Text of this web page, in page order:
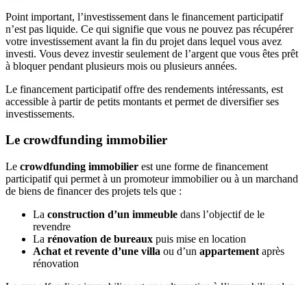
Point important, l’investissement dans le financement participatif
n’est pas liquide. Ce qui signifie que vous ne pouvez pas récupérer
votre investissement avant la fin du projet dans lequel vous avez
investi. Vous devez investir seulement de l’argent que vous êtes prêt
à bloquer pendant plusieurs mois ou plusieurs années.
Le financement participatif offre des rendements intéressants, est
accessible à partir de petits montants et permet de diversifier ses
investissements.
Le crowdfunding immobilier
Le crowdfunding immobilier est une forme de financement
participatif qui permet à un promoteur immobilier ou à un marchand
de biens de financer des projets tels que :
La construction d’un immeuble dans l’objectif de le
revendre
La rénovation de bureaux puis mise en location
Achat et revente d’une villa ou d’un appartement après
rénovation